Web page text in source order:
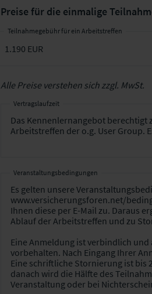
Preise für die einmalige
Teilnahmegebühr für ein Arbeitstreffen
Alle Preise verstehen sich zzgl. MwSt.
Vertragslaufzeit
Veranstaltungsbedingungen